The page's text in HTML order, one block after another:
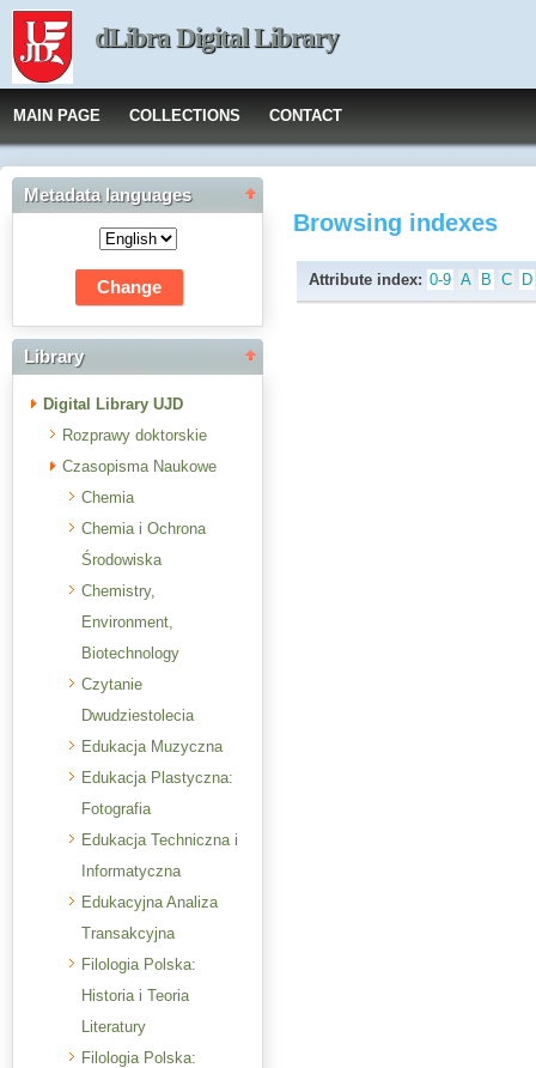
dLibra Digital Library
MAIN PAGE COLLECTIONS CONTACT
Metadata languages
Library
Digital Library UJD
Rozprawy doktorskie
Czasopisma Naukowe
Chemia
Chemia i Ochrona
Środowiska
Chemistry,
Environment,
Biotechnology
Czytanie
Dwudziestolecia
Edukacja Muzyczna
Edukacja Plastyczna:
Fotografia
Edukacja Techniczna i
Informatyczna
Edukacyjna Analiza
Transakcyjna
Filologia Polska:
Historia i Teoria
Literatury
Filologia Polska:
Browsing indexes
Attribute index: 0-9 A B C D